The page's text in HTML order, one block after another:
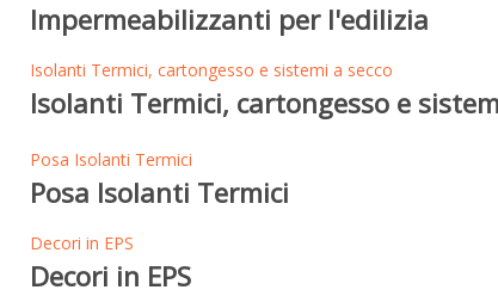
Impermeabilizzanti per l'edilizia
Isolanti Termici, cartongesso e sistemi a secco
Isolanti Termici, cartongesso e
Posa Isolanti Termici
Posa Isolanti Termici
Decori in EPS
Decori in EPS